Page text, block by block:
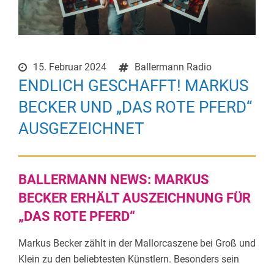
15. Februar 2024 Ballermann Radio
ENDLICH GESCHAFFT! MARKUS
BECKER UND „DAS ROTE PFERD“
AUSGEZEICHNET
BALLERMANN NEWS: MARKUS
BECKER ERHÄLT AUSZEICHNUNG FÜR
„DAS ROTE PFERD“
Markus Becker zählt in der Mallorcaszene bei Groß und
Klein zu den beliebtesten Künstlern. Besonders sein